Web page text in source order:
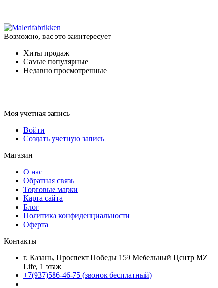
Возможно, вас это заинтересует
Хиты продаж
Самые популярные
Недавно просмотренные
Моя учетная запись
Войти
Создать учетную запись
Магазин
О нас
Обратная связь
Торговые марки
Карта сайта
Блог
Политика конфиденциальности
Оферта
Контакты
г. Казань, Проспект Победы 159 Мебельный Центр MZ
Life, 1 этаж
+7(937)586-46-75 (звонок бесплатный)